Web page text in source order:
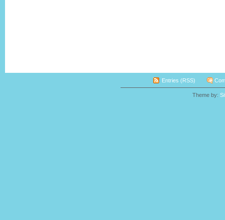
Entries (RSS)
Theme by: